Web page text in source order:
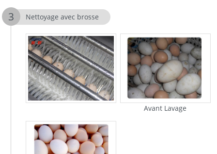
Nettoyage avec brosse
Avant Lavage